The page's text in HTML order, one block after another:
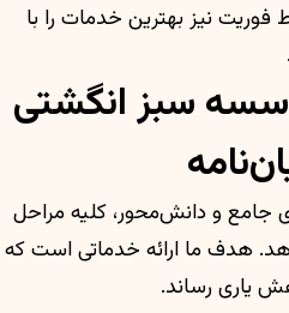
فوریت نیز بهترین خدمات را با
سبز انگشتی
جامع و دانش‌محور، کلیه مراحل
هدف ما ارائه خدماتی است که
یاری رساند.